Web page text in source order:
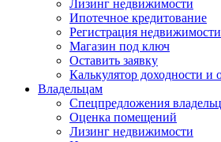
Лизинг недвижимости
Ипотечное кредитование
Регистрация недвижимости
Магазин под ключ
Оставить заявку
Калькулятор доходности и
Владельцам
Спецпредложения
Оценка помещений
Лизинг недвижимости